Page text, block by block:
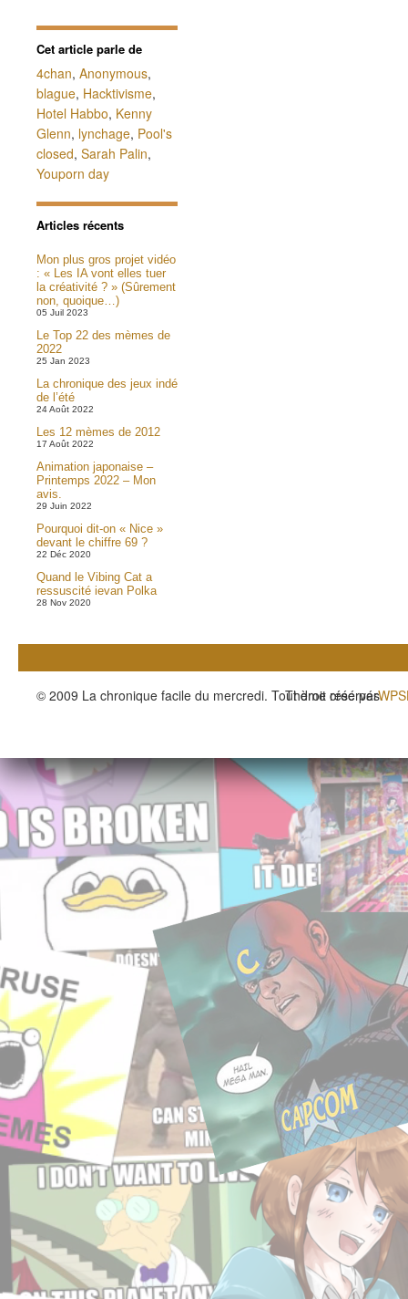
Cet article parle de
4chan, Anonymous,
blague, Hacktivisme,
Hotel Habbo, Kenny
Glenn, lynchage, Pool's
closed, Sarah Palin,
Youporn day
Articles récents
Mon plus gros projet vidéo
: « Les IA vont elles tuer
la créativité ? » (Sûrement
non, quoique…)
05 Juil 2023
Le Top 22 des mèmes de
2022
25 Jan 2023
La chronique des jeux indé
de l’été
24 Août 2022
Les 12 mèmes de 2012
17 Août 2022
Animation japonaise –
Printemps 2022 – Mon
avis.
29 Juin 2022
Pourquoi dit-on « Nice »
devant le chiffre 69 ?
22 Déc 2020
Quand le Vibing Cat a
ressuscité ievan Polka
28 Nov 2020
© 2009 La chronique facile du mercredi. Tout droit réservés.
Thème créé par